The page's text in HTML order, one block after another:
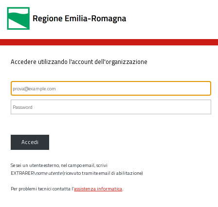
Accedere utilizzando l'account dell'organizzazione
Accedi
Se sei un utente esterno, nel campo email, scrivi
EXTRARER\nome utente(ricevuto tramite email di abilitazione)
Per problemi tecnici contatta l’assistenza informatica.